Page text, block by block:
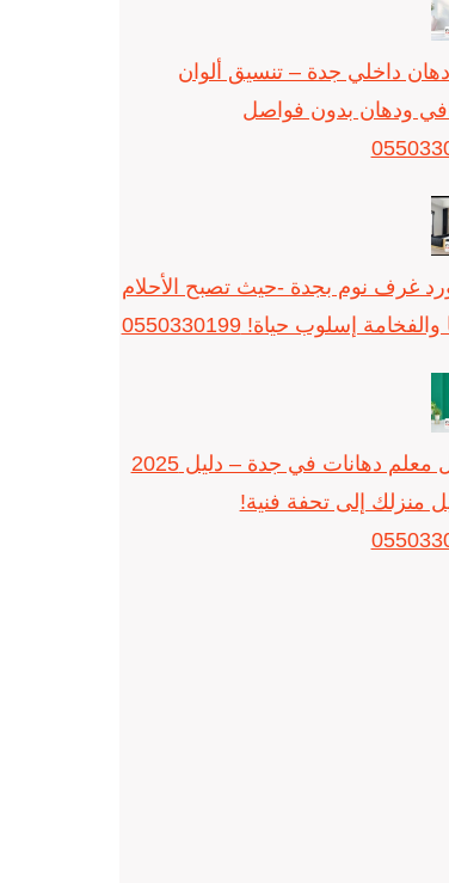
داخلي جدة – تنسيق ألوان
ودهان بدون فواصل
غرف نوم بجدة -حيث تصبح الأحلام
إسلوب حياة! 0550330199
أفضل معلم دهانات في جدة – دليل 2025
منزلك إلى تحفة فنية!